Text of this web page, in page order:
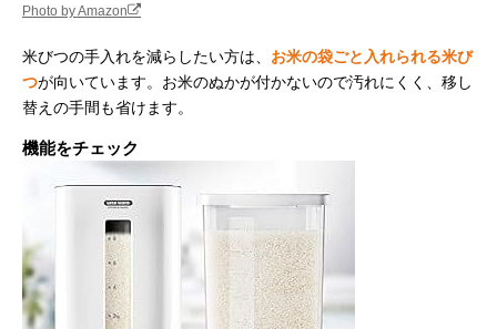
Photo by Amazon
米びつの手入れを減らしたい方は、 お米の袋ごと入れられる米び
つが向いています。お米のぬかが付かないので汚れにくく、移し
替えの手間も省けます。
機能をチェック